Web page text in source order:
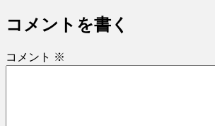
コメントを書く
コメント ※